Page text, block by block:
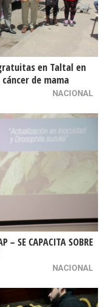
en Taltal en
de mama
NACIONAL
– SE CAPACITA SOBRE
NACIONAL